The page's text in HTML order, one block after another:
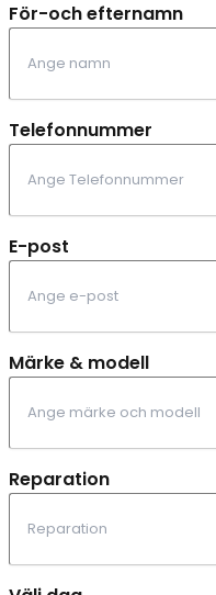
För-och efternamn
Telefonnummer
E-post
Märke & modell
Reparation